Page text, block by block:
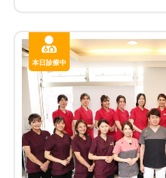
本日診療中